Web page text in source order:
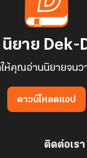
นิยาย Dek-
ห้คุณอ่านนิยายจนว
ดาวน์โหลดแอป
ติดต่อเรา